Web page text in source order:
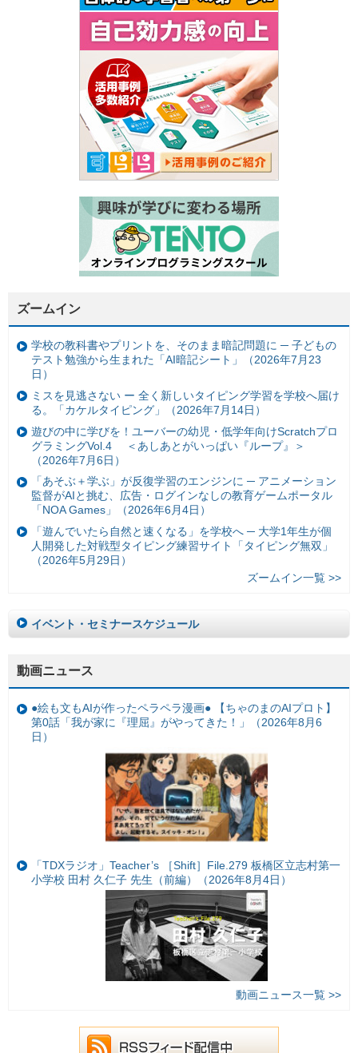
ズームイン
学校の教科書やプリントを、そのまま暗記問題に ─ 子どもの
テスト勉強から生まれた「AI暗記シート」（2026年7月23
日）
ミスを見逃さない ー 全く新しいタイピング学習を学校へ届け
る。「カケルタイピング」（2026年7月14日）
遊びの中に学びを！ユーバーの幼児・低学年向けScratchプロ
グラミングVol.4 ＜あしあとがいっぱい『ループ』＞
（2026年7月6日）
「あそぶ＋学ぶ」が反復学習のエンジンに ─ アニメーション
監督がAIと挑む、広告・ログインなしの教育ゲームポータル
「NOA Games」（2026年6月4日）
「遊んでいたら自然と速くなる」を学校へ ─ 大学1年生が個
人開発した対戦型タイピング練習サイト「タイピング無双」
（2026年5月29日）
ズームイン一覧 >>
イベント・セミナースケジュール
動画ニュース
●絵も文もAIが作ったペラペラ漫画● 【ちゃのまのAIプロト】
第0話「我が家に『理屈』がやってきた！」（2026年8月6
日）
「TDXラジオ」Teacher’s ［Shift］File.279 板橋区立志村第一
小学校 田村 久仁子 先生（前編）（2026年8月4日）
動画ニュース一覧 >>